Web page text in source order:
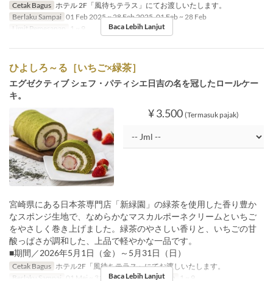
Cetak Bagus ホテル 2F「風待ちテラス」にてお渡しいたします。
Berlaku Sampai 01 Feb 2025 ~ 28 Feb 2025, 01 Feb ~ 28 Feb
Limit Pemesanan
1 ~ 9 Baca Lebih Lanjut
ひよしろ～る［いちご×緑茶］
エグゼクティブ シェフ・パティシエ日吉の名を冠したロールケー
キ。
¥ 3.500 (Termasuk pajak)
宮崎県にある日本茶専門店「新緑園」の緑茶を使用した香り豊か
なスポンジ生地で、なめらかなマスカルポーネクリームといちご
をやさしく巻き上げました。緑茶のやさしい香りと、いちごの甘
酸っぱさが調和した、上品で軽やかな一品です。
■期間／2026年5月1日（金）～5月31日（日）
Cetak Bagus ホテル2F「風待ちテラス」にてお渡しいたします。
Berlaku Sampai 01 Mei ~ 31 Mei Limit Pemesanan 1 ~ 9
Baca Lebih Lanjut